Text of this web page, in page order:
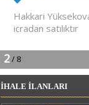
İHALE İLANLARI